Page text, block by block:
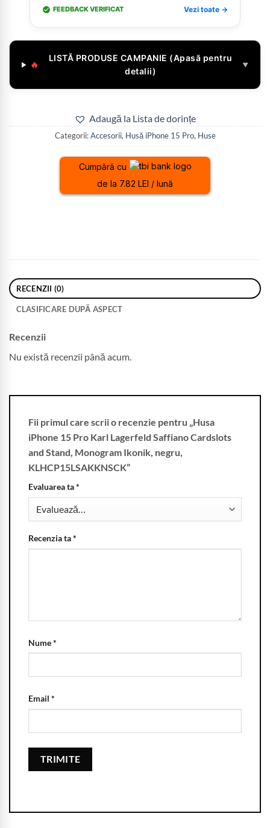
FEEDBACK VERIFICAT Vezi toate →
🔥
LISTĂ PRODUSE CAMPANIE (Apasă pentru
detalii)
▼
Adaugă la Lista de dorințe
Categorii:Accesorii, Husă iPhone 15 Pro, Huse
Cumpără cu
de la 7.82 LEI / lună
RECENZII (0)
CLASIFICARE DUPĂ ASPECT
Recenzii
Nu există recenzii până acum.
Fii primul care scrii o recenzie pentru „Husa
iPhone 15 Pro Karl Lagerfeld Saffiano Cardslots
and Stand, Monogram Ikonik, negru,
KLHCP15LSAKKNSCK”
Evaluarea ta*
Recenzia ta*
Nume*
Email *